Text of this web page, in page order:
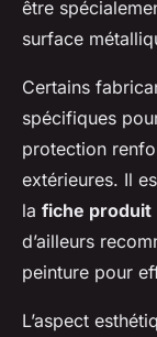
être
surface
Certains
spécifiques
protection
extérieures. Il
la fiche produit
d’ailleurs
peinture pour
L’aspect